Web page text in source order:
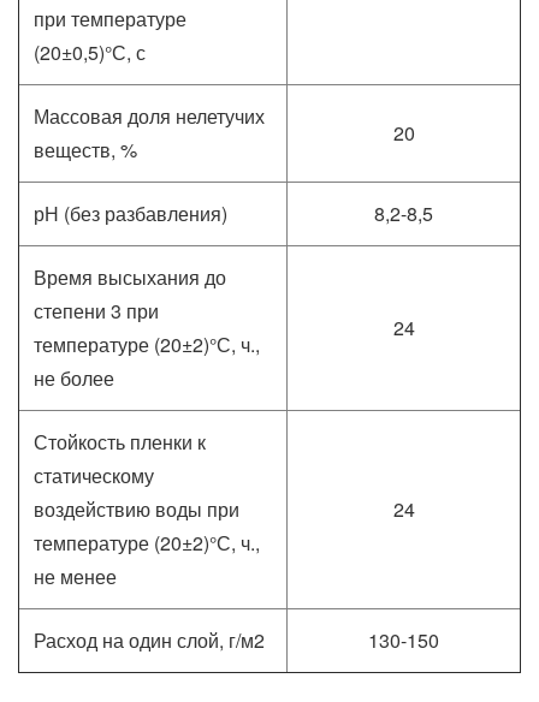
при температуре
(20±0,5)°С, с
Массовая доля нелетучих
веществ, %
20
рН (без разбавления) 8,2-8,5
Время высыхания до
степени 3 при
температуре (20±2)°С, ч.,
не более
24
Стойкость пленки к
статическому
воздействию воды при
температуре (20±2)°С, ч.,
не менее
24
Расход на один слой, г/м2 130-150